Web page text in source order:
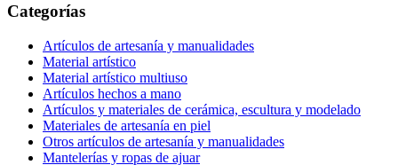
Categorías
Artículos de artesanía y manualidades
Material artístico
Material artístico multiuso
Artículos hechos a mano
Artículos y materiales de cerámica, escultura y modelado
Materiales de artesanía en piel
Otros artículos de artesanía y manualidades
Mantelerías y ropas de ajuar